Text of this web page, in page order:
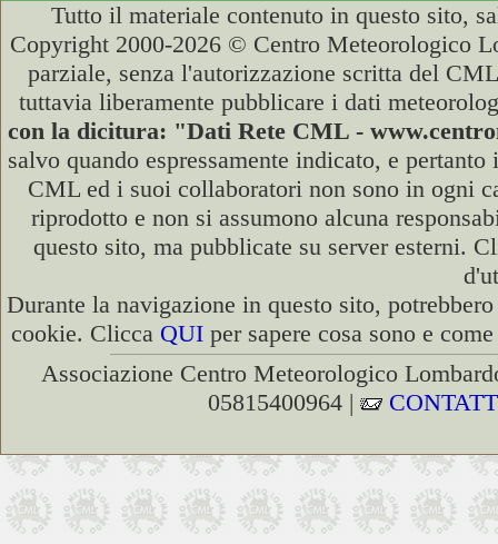
Tutto il materiale contenuto in questo sito,
Copyright 2000-2026 © Centro Meteorologico
parziale, senza l'autorizzazione scritta del
tuttavia liberamente pubblicare i dati
con la dicitura: "Dati Rete CML -
salvo quando espressamente indicato, e
CML ed i suoi collaboratori non sono in ogni
riprodotto e non si assumono alcuna
questo sito, ma pubblicate su server esterni.
Durante la navigazione in questo sito,
cookie. Clicca QUI per sapere cosa sono e
Associazione Centro Meteorologico
05815400964 |